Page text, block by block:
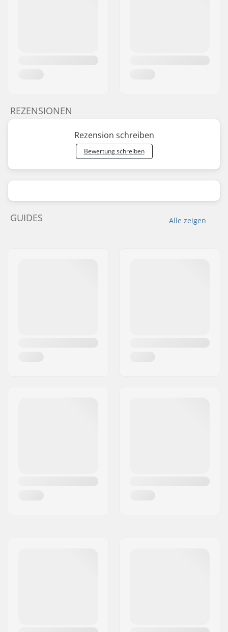
REZENSIONEN
Rezension schreiben
Bewertung schreiben
Alle zeigen
GUIDES